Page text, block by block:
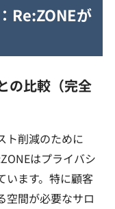
Re:ZONEが
の比較（完全
ト削減のために
はプライバシ
います。特に顧客
空間が必要なサロ